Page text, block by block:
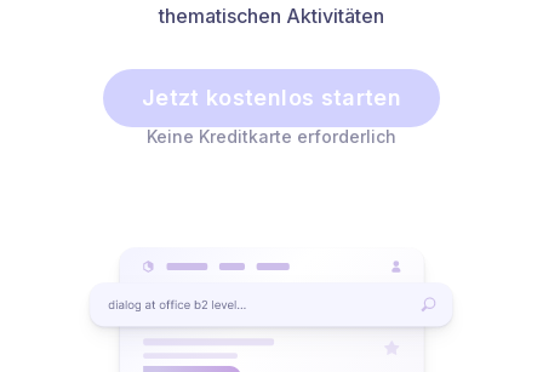
thematischen Aktivitäten
Jetzt kostenlos starten
Keine Kreditkarte erforderlich